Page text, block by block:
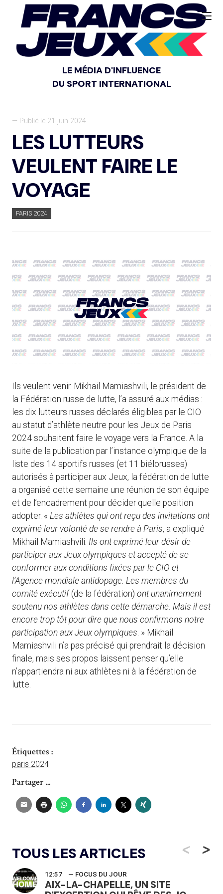
LE MÉDIA D'INFLUENCE
DU SPORT INTERNATIONAL
— Publié le 21 juin 2024
LES LUTTEURS
VEULENT FAIRE LE
VOYAGE
PARIS 2024
Ils veulent venir. Mikhail Mamiashvili, le président de
la Fédération russe de lutte, l’a assuré aux médias :
les dix lutteurs russes déclarés éligibles par le CIO
au statut d’athlète neutre pour les Jeux de Paris
2024 souhaitent faire le voyage vers la France. A la
suite de la publication par l’instance olympique de la
liste des 14 sportifs russes (et 11 biélorusses)
autorisés à participer aux Jeux, la fédération de lutte
a organisé cette semaine une réunion de son équipe
et de l’encadrement pour décider quelle position
adopter. « Les athlètes qui ont reçu des invitations ont
exprimé leur volonté de se rendre à Paris, a expliqué
Mikhail Mamiashvili. Ils ont exprimé leur désir de
participer aux Jeux olympiques et accepté de se
conformer aux conditions fixées par le CIO et
l’Agence mondiale antidopage. Les membres du
comité exécutif (de la fédération) ont unanimement
soutenu nos athlètes dans cette démarche. Mais il est
encore trop tôt pour dire que nous confirmons notre
participation aux Jeux olympiques. » Mikhail
Mamiashvili n’a pas précisé qui prendrait la décision
finale, mais ses propos laissent penser qu’elle
n’appartiendra ni aux athlètes ni à la fédération de
lutte.
Étiquettes :
paris 2024
Partager ...
TOUS LES ARTICLES <
12:57 — FOCUS DU JOUR
AIX-LA-CHAPELLE, UN SITE
>